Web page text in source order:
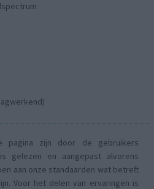
pagina zijn door de gebruikers
gelezen en aangepast alvorens
aan onze standaarden wat betreft
Voor het delen van ervaringen is